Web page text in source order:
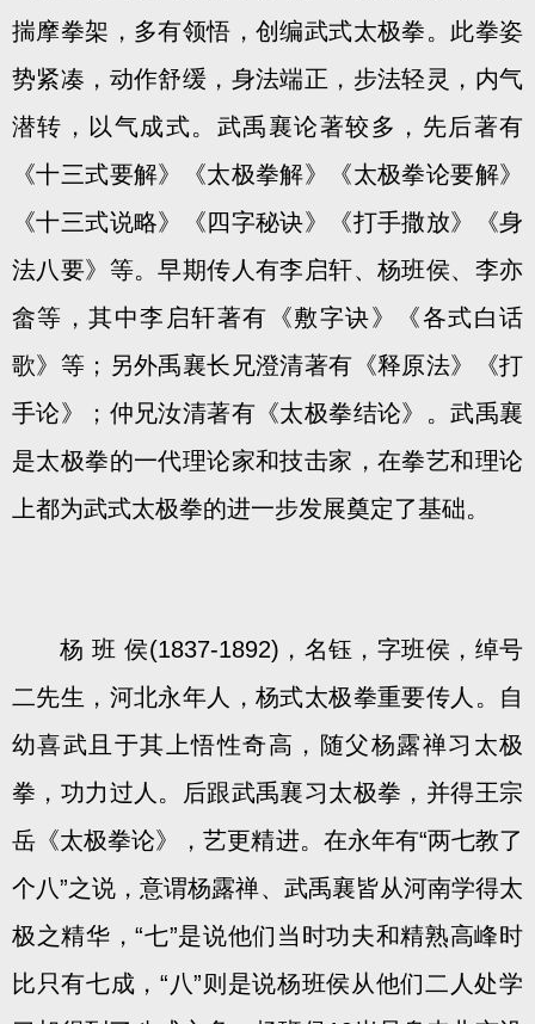
揣摩拳架，多有领悟，创编武式太极拳。此拳姿
势紧凑，动作舒缓，身法端正，步法轻灵，内气
潜转，以气成式。武禹襄论著较多，先后著有
《十三式要解》《太极拳解》《太极拳论要解》
《十三式说略》《四字秘诀》《打手撒放》《身
法八要》等。早期传人有李启轩、杨班侯、李亦
畲等，其中李启轩著有《敷字诀》《各式白话
歌》等；另外禹襄长兄澄清著有《释原法》《打
手论》；仲兄汝清著有《太极拳结论》。武禹襄
是太极拳的一代理论家和技击家，在拳艺和理论
上都为武式太极拳的进一步发展奠定了基础。
杨 班 侯(1837-1892)，名钰，字班侯，绰号
二先生，河北永年人，杨式太极拳重要传人。自
幼喜武且于其上悟性奇高，随父杨露禅习太极
拳，功力过人。后跟武禹襄习太极拳，并得王宗
岳《太极拳论》，艺更精进。在永年有“两七教了
个八”之说，意谓杨露禅、武禹襄皆从河南学得太
极之精华，“七”是说他们当时功夫和精熟高峰时
比只有七成，“八”则是说杨班侯从他们二人处学